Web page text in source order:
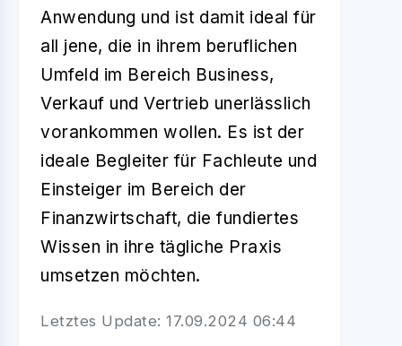
Anwendung und ist damit ideal für
all jene, die in ihrem beruflichen
Umfeld im Bereich Business,
Verkauf und Vertrieb unerlässlich
vorankommen wollen. Es ist der
ideale Begleiter für Fachleute und
Einsteiger im Bereich der
Finanzwirtschaft, die fundiertes
Wissen in ihre tägliche Praxis
umsetzen möchten.
Letztes Update: 17.09.2024 06:44